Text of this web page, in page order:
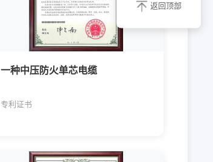
一种中压防火单芯电缆
专利证书
返回顶部